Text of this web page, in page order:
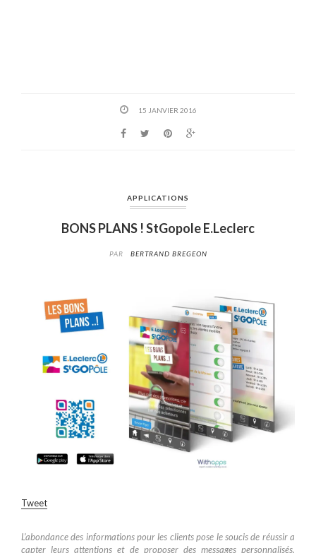
15 JANVIER 2016
APPLICATIONS
BONS PLANS ! StGopole E.Leclerc
PAR BERTRAND BREGEON
Tweet
L’abondance des informations pour les clients pose le soucis de réussir a
capter leurs attentions et de proposer des messages personnalisés.